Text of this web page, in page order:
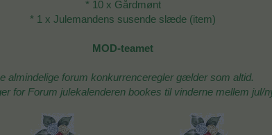
* 10 x Gårdmønt
* 1 x Julemandens susende slæde (item)
MOD-teamet
almindelige forum konkurrenceregler gælder som altid.
for Forum julekalenderen bookes til vinderne mellem jul/